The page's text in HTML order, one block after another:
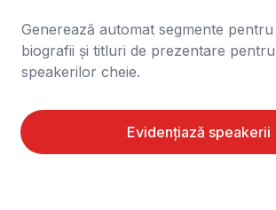
Generează automat segmente
biografii și titluri de prezentare
speakerilor cheie.
Evidențiază speakerii